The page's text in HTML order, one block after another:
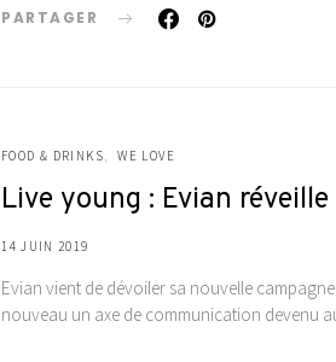
PARTAGER
FOOD & DRINKS WE LOVE
Live young : Evian
14 JUIN 2019
Evian vient de dévoiler sa nouvelle
nouveau un axe de communication devenu